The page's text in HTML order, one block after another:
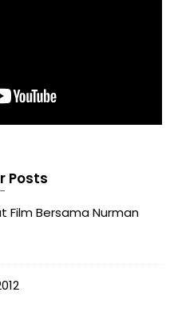
Posts
Film Bersama Nurman